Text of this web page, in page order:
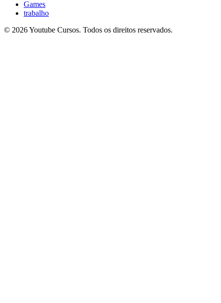
Games
trabalho
© 2026 Youtube Cursos. Todos os direitos reservados.